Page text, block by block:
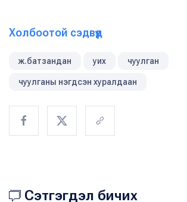
Холбоотой сэдвүүд
ж.батзандан уих чуулган
чуулганы нэгдсэн хуралдаан
Сэтгэгдэл бичих